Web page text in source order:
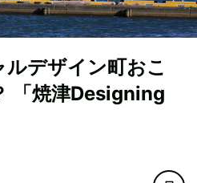
デザイン町おこ
「焼津Designing